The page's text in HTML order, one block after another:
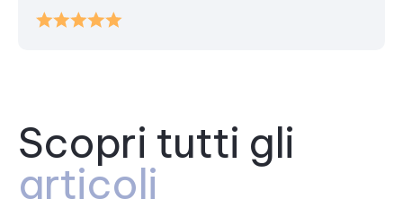
Scopri tutti gli
articoli